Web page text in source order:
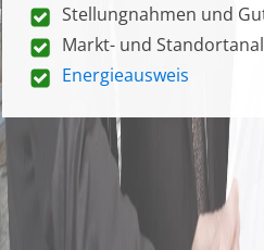
Stellungnahmen und
Markt- und
Energieausweis